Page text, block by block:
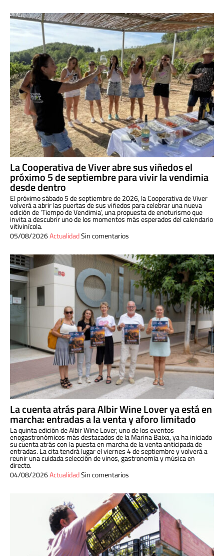
La Cooperativa de Viver abre sus viñedos el
próximo 5 de septiembre para vivir la vendimia
desde dentro
El próximo sábado 5 de septiembre de 2026, la Cooperativa de Viver
volverá a abrir las puertas de sus viñedos para celebrar una nueva
edición de ‘Tiempo de Vendimia’, una propuesta de enoturismo que
invita a descubrir uno de los momentos más esperados del calendario
vitivinícola.
05/08/2026ActualidadSin comentarios
La cuenta atrás para Albir Wine Lover ya está en
marcha: entradas a la venta y aforo limitado
La quinta edición de Albir Wine Lover, uno de los eventos
enogastronómicos más destacados de la Marina Baixa, ya ha iniciado
su cuenta atrás con la puesta en marcha de la venta anticipada de
entradas. La cita tendrá lugar el viernes 4 de septiembre y volverá a
reunir una cuidada selección de vinos, gastronomía y música en
directo.
04/08/2026ActualidadSin comentarios